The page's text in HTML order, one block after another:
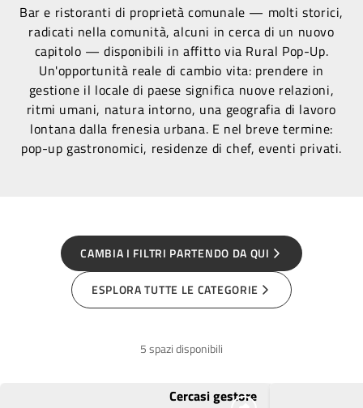
Bar e ristoranti di proprietà comunale — molti storici,
radicati nella comunità, alcuni in cerca di un nuovo
capitolo — disponibili in affitto via Rural Pop-Up.
Un'opportunità reale di cambio vita: prendere in
gestione il locale di paese significa nuove relazioni,
ritmi umani, natura intorno, una geografia di lavoro
lontana dalla frenesia urbana. E nel breve termine:
pop-up gastronomici, residenze di chef, eventi privati.
CAMBIA I FILTRI PARTENDO DA QUI
ESPLORA TUTTE LE CATEGORIE
5 spazi disponibili
Cercasi gestore